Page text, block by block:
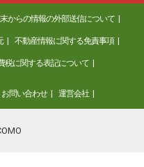
からの情報の外部送信について
不動産情報に関する免責事項
税に関する表記について
お問い合わせ 運営会社